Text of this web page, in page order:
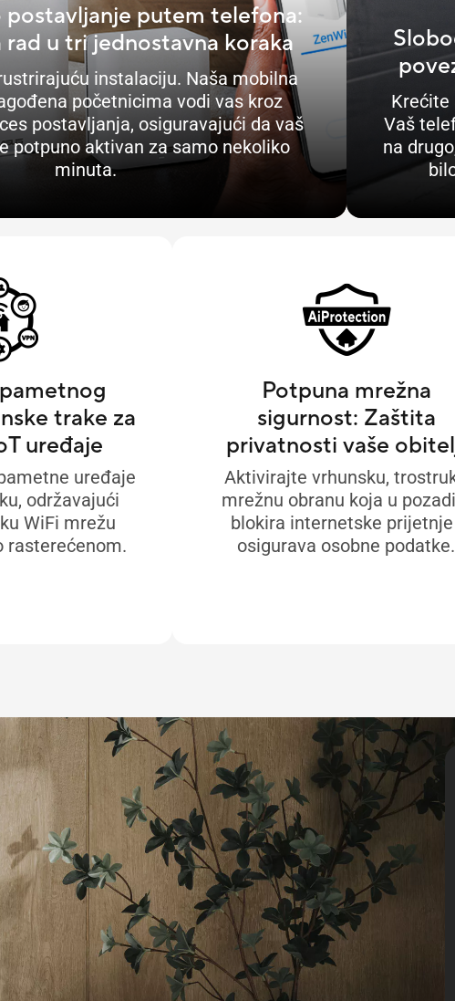
postavljanje putem telefona:
rad u tri jednostavna koraka
instalaciju. Naša mobilna
početnicima vodi vas kroz
postavljanja, osiguravajući da vaš
potpuno aktivan za samo nekoliko
minuta.
Krećite
Vaš
na
trake za
uređaje
uređaje
održavajući
WiFi mrežu
rasterećenom.
Potpuna mrežna
sigurnost: Zaštita
privatnosti vaše
Aktivirajte vrhunsku,
mrežnu obranu koja u
blokira internetske
osigurava osobne podatke.